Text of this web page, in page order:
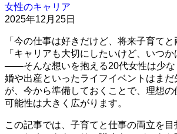
女性のキャリア
2025年12月25日
「今の仕事は好きだけど、将来子育てと
「キャリアも大切にしたいけど、いつか
――そんな想いを抱える20代女性は少な
婚や出産といったライフイベントはまだ
が、今から準備しておくことで、理想の
可能性は大きく広がります。
この記事では、子育てと仕事の両立を